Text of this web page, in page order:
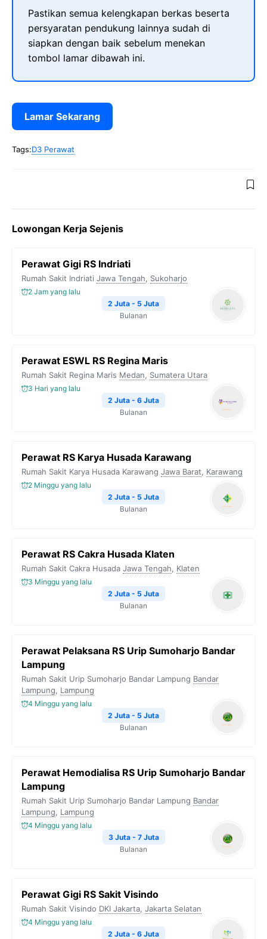
Pastikan semua kelengkapan berkas beserta
persyaratan pendukung lainnya sudah di
siapkan dengan baik sebelum menekan
tombol lamar dibawah ini.
Lamar Sekarang
Tags:D3 Perawat
Lowongan Kerja Sejenis
Perawat Gigi RS Indriati
Rumah Sakit Indriati Jawa Tengah, Sukoharjo
2 Jam yang lalu
2 Juta - 5 Juta
Bulanan
Perawat ESWL RS Regina Maris
Rumah Sakit Regina Maris Medan, Sumatera Utara
3 Hari yang lalu
2 Juta - 6 Juta
Bulanan
Perawat RS Karya Husada Karawang
Rumah Sakit Karya Husada Karawang Jawa Barat, Karawang
2 Minggu yang lalu
2 Juta - 5 Juta
Bulanan
Perawat RS Cakra Husada Klaten
Rumah Sakit Cakra Husada Jawa Tengah, Klaten
3 Minggu yang lalu
2 Juta - 5 Juta
Bulanan
Perawat Pelaksana RS Urip Sumoharjo Bandar
Lampung
Rumah Sakit Urip Sumoharjo Bandar Lampung Bandar
Lampung, Lampung
4 Minggu yang lalu
2 Juta - 5 Juta
Bulanan
Perawat Hemodialisa RS Urip Sumoharjo Bandar
Lampung
Rumah Sakit Urip Sumoharjo Bandar Lampung Bandar
Lampung, Lampung
4 Minggu yang lalu
3 Juta - 7 Juta
Bulanan
Perawat Gigi RS Sakit Visindo
Rumah Sakit Visindo DKI Jakarta, Jakarta Selatan
4 Minggu yang lalu
2 Juta - 6 Juta